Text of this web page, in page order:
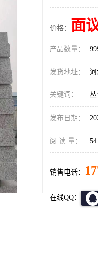
价格： 面
产品数量：
发货地址：
关键词：
发布日期：
阅 读 量： 54
销售电话：
在线QQ：